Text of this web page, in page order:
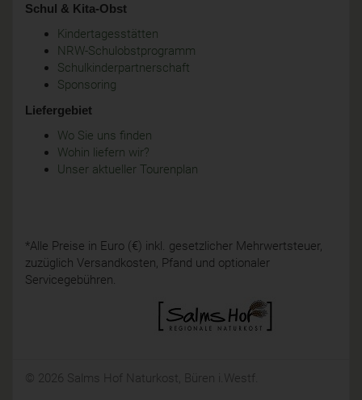
Schul & Kita-Obst
Kindertagesstätten
NRW-Schulobstprogramm
Schulkinderpartnerschaft
Sponsoring
Liefergebiet
Wo Sie uns finden
Wohin liefern wir?
Unser aktueller Tourenplan
*Alle Preise in Euro (€) inkl. gesetzlicher Mehrwertsteuer,
zuzüglich Versandkosten, Pfand und optionaler
Servicegebühren.
© 2026 Salms Hof Naturkost, Büren i.Westf.